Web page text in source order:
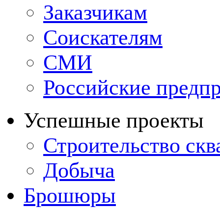
Заказчикам
Соискателям
СМИ
Российские
Успешные проекты
Строительство
Добыча
Брошюры